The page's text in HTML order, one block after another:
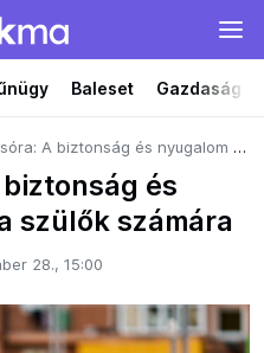
Baleset Gazdaság
és nyugalom forrása a szülők számára
és
szülők számára
28., 15:00